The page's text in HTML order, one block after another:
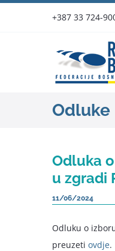
+387 33 724-
Odluke
Odluka
u zgradi
11/06/2024
Odluku o
preuzeti ovdje.